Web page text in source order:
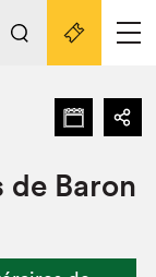
activités
Baron